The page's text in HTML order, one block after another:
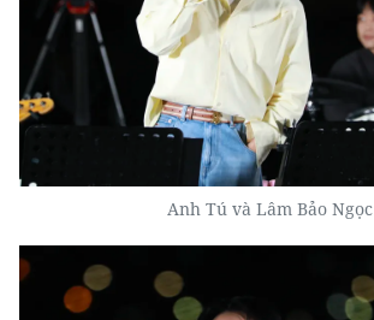
Anh Tú và Lâm Bảo Ngọc